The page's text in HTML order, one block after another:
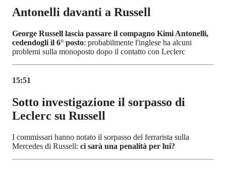
Antonelli davanti a Russell
George Russell lascia passare il compagno Kimi Antonelli,
cedendogli il 6° posto: probabilmente l'inglese ha alcuni
problemi sulla monoposto dopo il contatto con Leclerc
15:51
Sotto investigazione il sorpasso di
Leclerc su Russell
I commissari hanno notato il sorpasso del ferrarista sulla
Mercedes di Russell: ci sarà una penalità per lui?